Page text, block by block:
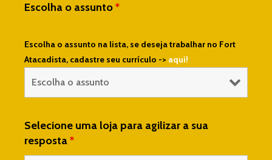
Escolha o assunto*
Escolha o assunto na lista, se deseja trabalhar no Fort
Atacadista, cadastre seu currículo -> aqui!
Selecione uma loja para agilizar a sua
resposta*